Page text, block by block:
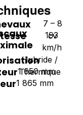
7 – 8
cv
193
km/h
Hybride /
Thermique
1 650 mm
1 865 mm